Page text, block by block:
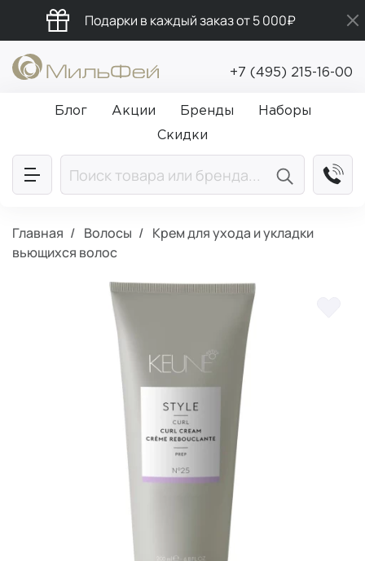
Подарки в каждый заказ от 5 000₽
Промокод ПРИВЕТ
Бесплатная доставка от 5 000₽
+7 (495) 215-16-00
Блог Акции Бренды
Наборы
Скидки
Главная Волосы
Крем для ухода и укладки
вьющихся волос